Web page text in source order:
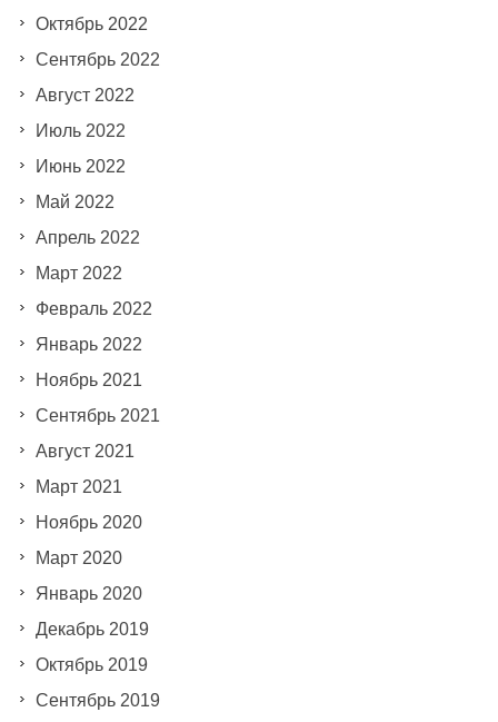
Октябрь 2022
Сентябрь 2022
Август 2022
Июль 2022
Июнь 2022
Май 2022
Апрель 2022
Март 2022
Февраль 2022
Январь 2022
Ноябрь 2021
Сентябрь 2021
Август 2021
Март 2021
Ноябрь 2020
Март 2020
Январь 2020
Декабрь 2019
Октябрь 2019
Сентябрь 2019